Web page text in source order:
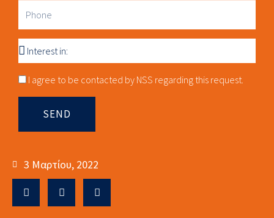
Phone
Interest
in
Consnet
I agree to be contacted by NSS regarding this request.
SEND
3 Μαρτίου, 2022